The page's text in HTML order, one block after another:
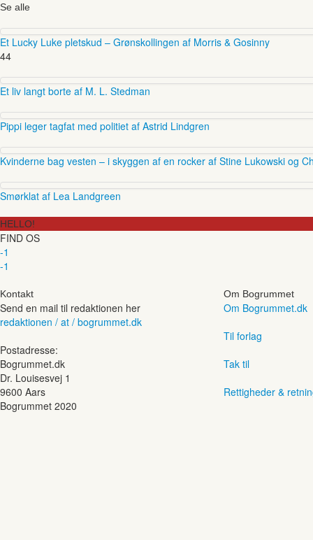
Se alle
Et Lucky Luke pletskud – Grønskollingen af Morris & Gosinny
44
Et liv langt borte af M. L. Stedman
Pippi leger tagfat med politiet af Astrid Lindgren
Kvinderne bag vesten – i skyggen af en rocker af Stine Lukowski og
Smørklat af Lea Landgreen
HELLO!
FIND OS
-1
-1
Kontakt
Send en mail til redaktionen her
redaktionen / at / bogrummet.dk
Postadresse:
Bogrummet.dk
Dr. Louisesvej 1
9600 Aars
Om Bogrummet
Om Bogrummet.dk
Til forlag
Tak til
Rettigheder &
Bogrummet 2020